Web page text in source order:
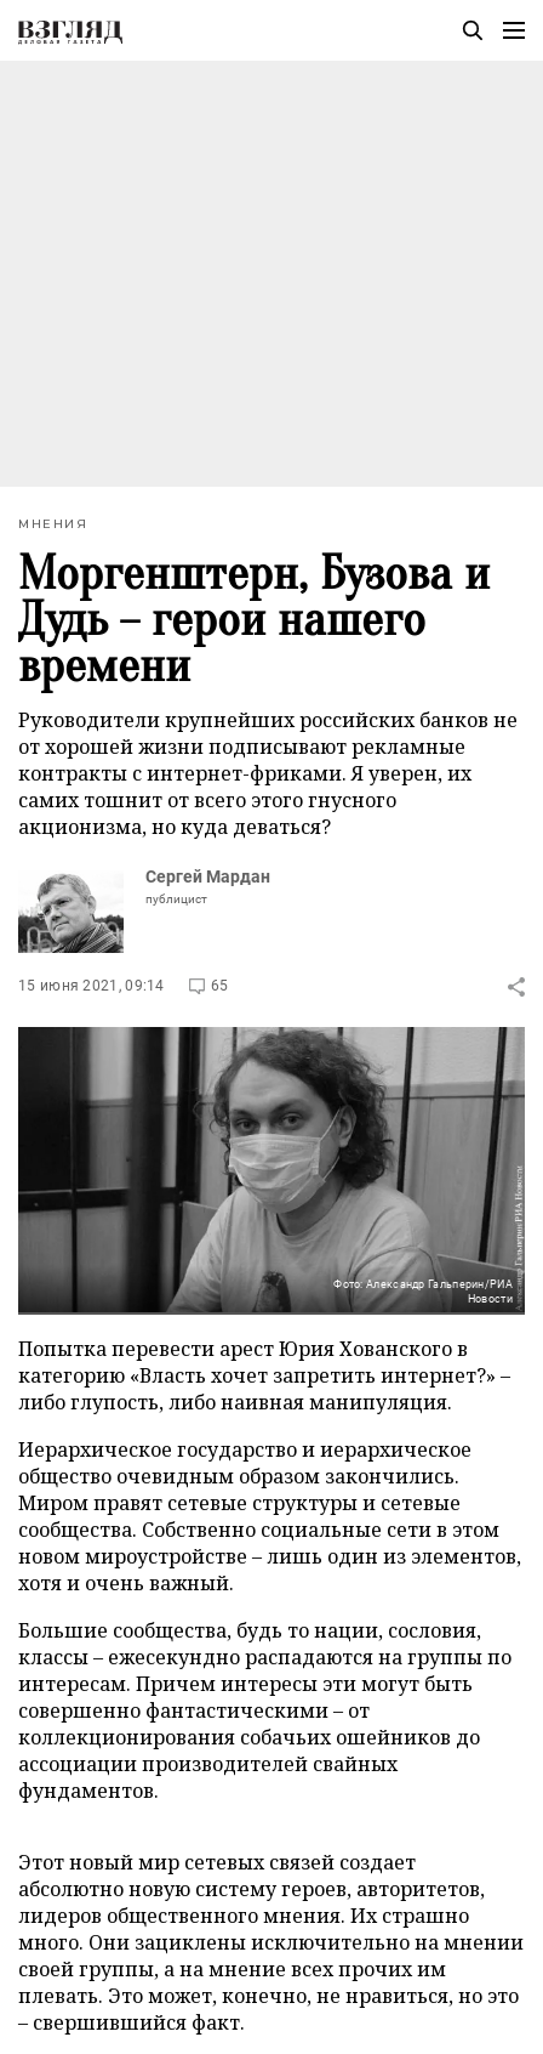
МНЕНИЯ
Моргенштерн, Бузова и
Дудь – герои нашего
времени
Руководители крупнейших российских банков не
от хорошей жизни подписывают рекламные
контракты с интернет-фриками. Я уверен, их
самих тошнит от всего этого гнусного
акционизма, но куда деваться?
Сергей Мардан
публицист
15 июня 2021, 09:14 65
Фото: Александр Гальперин/РИА
Новости
Попытка перевести арест Юрия Хованского в
категорию «Власть хочет запретить интернет?» –
либо глупость, либо наивная манипуляция.
Иерархическое государство и иерархическое
общество очевидным образом закончились.
Миром правят сетевые структуры и сетевые
сообщества. Собственно социальные сети в этом
новом мироустройстве – лишь один из элементов,
хотя и очень важный.
Большие сообщества, будь то нации, сословия,
классы – ежесекундно распадаются на группы по
интересам. Причем интересы эти могут быть
совершенно фантастическими – от
коллекционирования собачьих ошейников до
ассоциации производителей свайных
фундаментов.
Этот новый мир сетевых связей создает
абсолютно новую систему героев, авторитетов,
лидеров общественного мнения. Их страшно
много. Они зациклены исключительно на мнении
своей группы, а на мнение всех прочих им
плевать. Это может, конечно, не нравиться, но это
– свершившийся факт.